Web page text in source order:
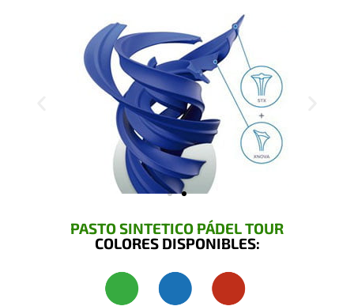
PASTO SINTETICO PÁDEL TOUR
COLORES DISPONIBLES: